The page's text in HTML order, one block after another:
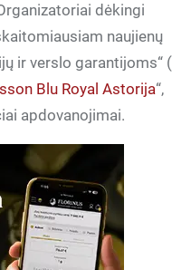
dėkingi
naujienų
ir verslo garantijoms“ (
Blu Royal Astorija“,
apdovanojimai.